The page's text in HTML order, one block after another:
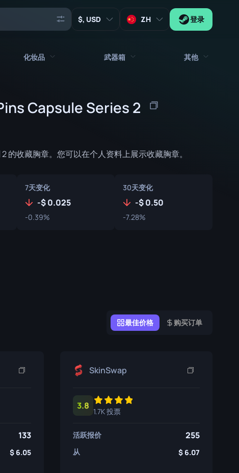
, USD ZH 登录
化妆品
贴纸
涂鸦
补丁
武器箱
箱子
签名胶囊
贴纸胶囊
音乐包盒
其他
钥匙
Capsule Series 2
的收藏胸章。您可以在个人资料上展示收藏胸章。
7天变化
- 0.025
-0.39%
30天变化
- 0.50
-7.28%
最佳价格 购买订单
133
6.05
SkinSwap
3.8
1.7K 投票
活跃报价 255
从 6.07